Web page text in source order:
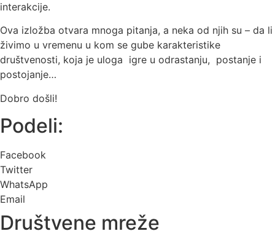
interakcije.
Ova izložba otvara mnoga pitanja, a neka od njih su – da li
živimo u vremenu u kom se gube karakteristike
društvenosti, koja je uloga igre u odrastanju, postanje i
postojanje…
Dobro došli!
Podeli:
Facebook
Twitter
WhatsApp
Email
Društvene mreže